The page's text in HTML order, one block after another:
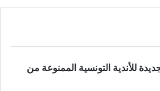
للأندية التونسية الممنوعة من